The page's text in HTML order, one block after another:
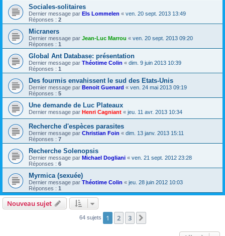
Sociales-solitaires
Dernier message par Els Lommelen « ven. 20 sept. 2013 13:49
Réponses : 2
Micraners
Dernier message par Jean-Luc Marrou « ven. 20 sept. 2013 09:20
Réponses : 1
Global Ant Database: présentation
Dernier message par Théotime Colin « dim. 9 juin 2013 10:39
Réponses : 1
Des fourmis envahissent le sud des Etats-Unis
Dernier message par Benoit Guenard « ven. 24 mai 2013 09:19
Réponses : 5
Une demande de Luc Plateaux
Dernier message par Henri Cagniant « jeu. 11 avr. 2013 10:34
Recherche d'espèces parasites
Dernier message par Christian Foin « dim. 13 janv. 2013 15:11
Réponses : 7
Recherche Solenopsis
Dernier message par Michael Dogliani « ven. 21 sept. 2012 23:28
Réponses : 6
Myrmica (sexuée)
Dernier message par Théotime Colin « jeu. 28 juin 2012 10:03
Réponses : 1
Nouveau sujet
64 sujets 1 2 3